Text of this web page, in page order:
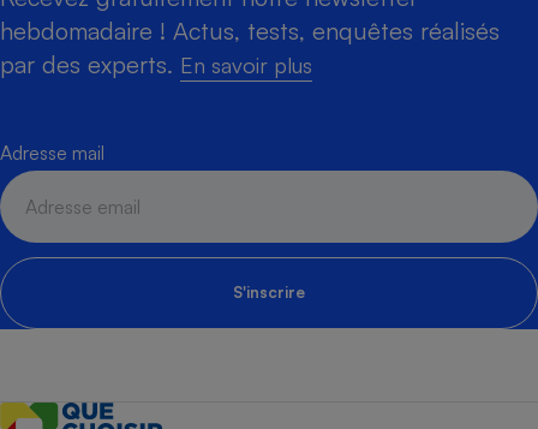
hebdomadaire ! Actus, tests, enquêtes réalisés
par des experts. En savoir plus
Adresse mail
S'inscrire